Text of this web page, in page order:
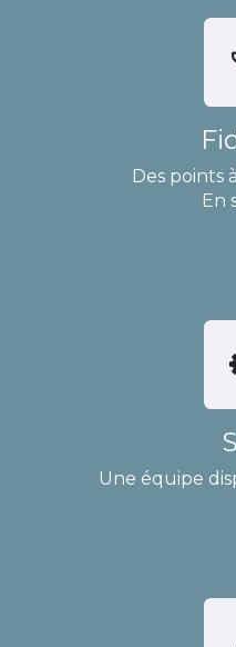
Des points
En
Une équipe